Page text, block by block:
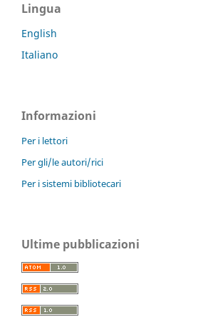
Lingua
English
Italiano
Informazioni
Per i lettori
Per gli/le autori/rici
Per i sistemi bibliotecari
Ultime pubblicazioni